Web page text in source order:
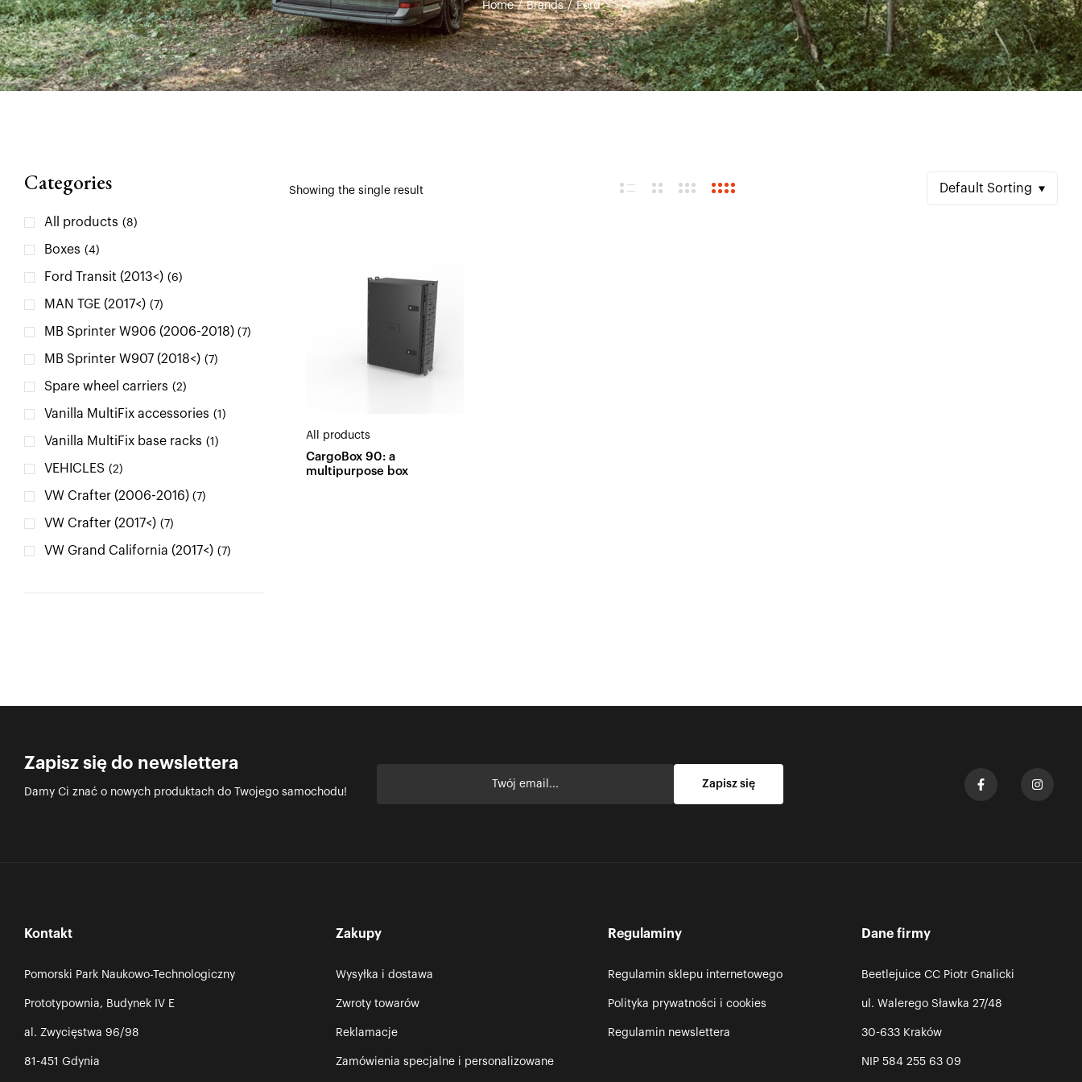
Home / Brands / Ford
Categories
All products (8)
Boxes (4)
Ford Transit (2013<) (6)
MAN TGE (2017<) (7)
MB Sprinter W906 (2006-2018) (7)
MB Sprinter W907 (2018<) (7)
Spare wheel carriers (2)
Vanilla MultiFix accessories (1)
Vanilla MultiFix base racks (1)
VEHICLES (2)
VW Crafter (2006-2016) (7)
VW Crafter (2017<) (7)
VW Grand California (2017<) (7)
Showing the single result Default Sorting
All products
CargoBox 90: a
multipurpose box
Zapisz się do newslettera
Damy Ci znać o nowych produktach do Twojego samochodu!
Kontakt
Pomorski Park Naukowo-Technologiczny
Prototypownia, Budynek IV E
al. Zwycięstwa 96/98
81-451 Gdynia
Zakupy
Wysyłka i dostawa
Zwroty towarów
Reklamacje
Zamówienia specjalne i personalizowane
Regulaminy
Regulamin sklepu internetowego
Polityka prywatności i cookies
Regulamin newslettera
Dane firmy
Beetlejuice CC Piotr Gnalicki
ul. Walerego Sławka 27/48
30-633 Kraków
NIP 584 255 63 09